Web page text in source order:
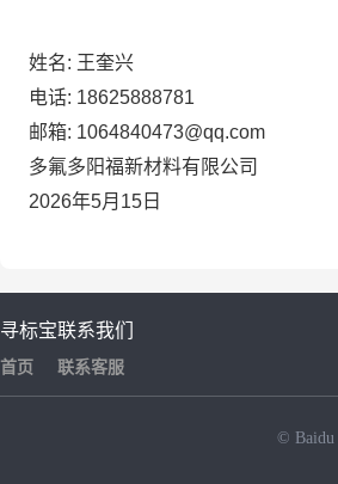
姓名: 王奎兴
电话: 18625888781
邮箱: 1064840473@qq.com
多氟多阳福新材料有限公司
2026年5月15日
寻标宝
首页
联系我们
联系客服
© Baidu